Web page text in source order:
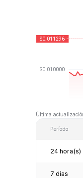
Última
Período
24 hora(s)
7 días